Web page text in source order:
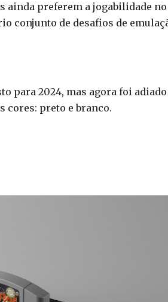
ainda preferem a jogabilidade
conjunto de desafios de
para 2024, mas agora foi adiado
cores: preto e branco.